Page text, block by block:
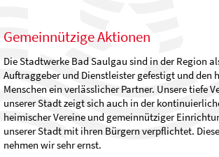
Gemeinnützige Aktionen
Die Stadtwerke Bad Saulgau sind in der Region
Auftraggeber und Dienstleister gefestigt und den
Menschen ein verlässlicher Partner. Unsere tiefe
unserer Stadt zeigt sich auch in der
heimischer Vereine und gemeinnütziger
unserer Stadt mit ihren Bürgern verpflichtet.
nehmen wir sehr ernst.